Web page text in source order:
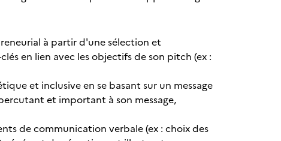
à partir d'une sélection et
en lien avec les objectifs de son pitch (ex :
et inclusive en se basant sur un message
et important à son message,
de communication verbale (ex : choix des